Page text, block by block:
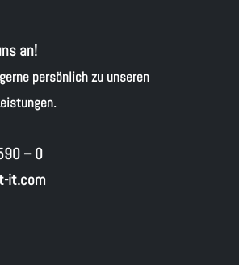
an!
persönlich zu unseren
– 0
it.com